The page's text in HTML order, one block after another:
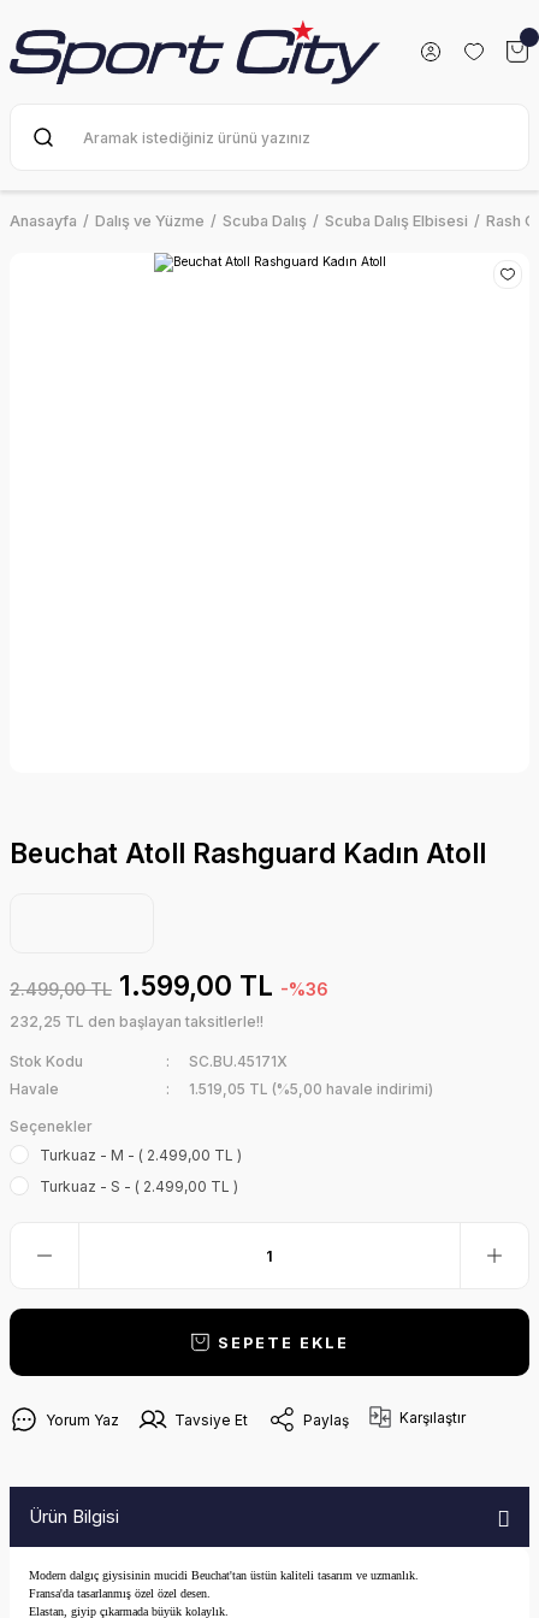
Anasayfa Dalış ve Yüzme Scuba Dalış Scuba Dalış Elbisesi Rash
Beuchat Atoll Rashguard Kadın Atoll
2.499,00 TL 1.599,00 TL -%36
232,25 TL den başlayan taksitlerle!!
Stok Kodu
SC.BU.45171X
Havale
1.519,05 TL (%5,00 havale indirimi)
Seçenekler
Turkuaz - M - ( 2.499,00 TL )
Turkuaz - S - ( 2.499,00 TL )
SEPETE EKLE
Yorum Yaz Tavsiye Et Paylaş Karşılaştır
Ürün Bilgisi
Modern dalgıç giysisinin mucidi Beuchat'tan üstün kaliteli tasarım ve uzmanlık.
Fransa'da tasarlanmış özel özel desen.
Elastan, giyip çıkarmada büyük kolaylık.